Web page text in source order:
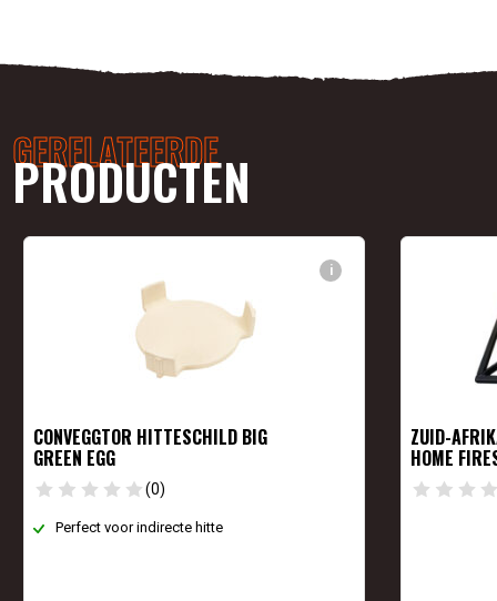
GERELATEERDE
PRODUCTEN
i
CONVEGGTOR HITTESCHILD BIG
GREEN EGG
(0)
Perfect voor indirecte hitte
ZUID-
HOME